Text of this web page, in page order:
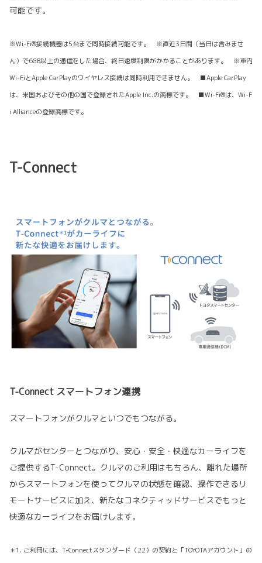
可能です。
※Wi-Fi®接続機器は5台まで同時接続可能です。 ※直近3日間（当日は含みませ
ん）で6GB以上の通信をした場合、終日速度制限がかかることがあります。 ※車内
Wi-FiとApple CarPlayのワイヤレス接続は同時利用できません。 ■Apple CarPlay
は、米国およびその他の国で登録されたApple Inc.の商標です。 ■Wi-Fi®は、Wi-F
i Allianceの登録商標です。
T-Connect
T-Connect スマートフォン連携
スマートフォンがクルマといつでもつながる。
クルマがセンターとつながり、安心・安全・快適なカーライフを
ご提供するT-Connect。クルマのご利用はもちろん、離れた場所
からスマートフォンを使ってクルマの状態を確認、操作できるリ
モートサービスに加え、新たなコネクティッドサービスでもっと
快適なカーライフをお届けします。
＊1. ご利用には、T-Connectスタンダード（22）の契約と「TOYOTAアカウント」の